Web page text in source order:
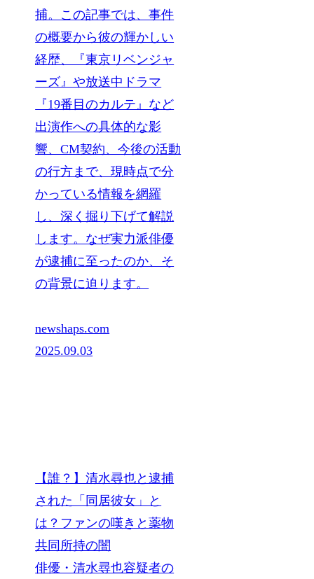
捕。この記事では、事件
の概要から彼の輝かしい
経歴、『東京リベンジャ
ーズ』や放送中ドラマ
『19番目のカルテ』など
出演作への具体的な影
響、CM契約、今後の活動
の行方まで、現時点で分
かっている情報を網羅
し、深く掘り下げて解説
します。なぜ実力派俳優
が逮捕に至ったのか、そ
の背景に迫ります。
newshaps.com
2025.09.03
【誰？】清水尋也と逮捕
された「同居彼女」と
は？ファンの嘆きと薬物
共同所持の闇
俳優・清水尋也容疑者の